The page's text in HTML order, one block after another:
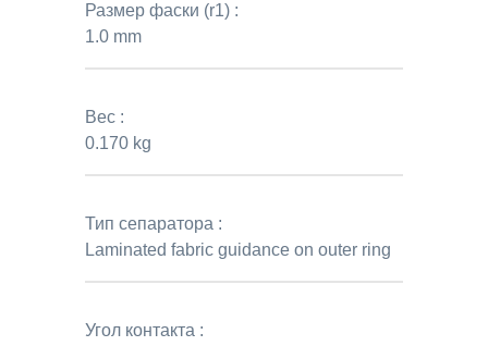
Размер фаски (r1) :
1.0 mm
Вес :
0.170 kg
Тип сепаратора :
Laminated fabric guidance on outer ring
Угол контакта :